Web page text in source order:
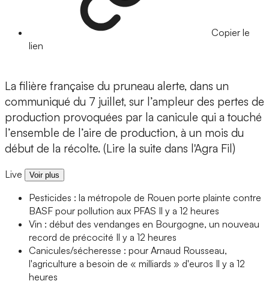
Copier le
lien
La filière française du pruneau alerte, dans un
communiqué du 7 juillet, sur l’ampleur des pertes de
production provoquées par la canicule qui a touché
l’ensemble de l’aire de production, à un mois du
début de la récolte. (Lire la suite dans l'Agra Fil)
Live Voir plus
Pesticides : la métropole de Rouen porte plainte contre
BASF pour pollution aux PFAS Il y a 12 heures
Vin : début des vendanges en Bourgogne, un nouveau
record de précocité Il y a 12 heures
Canicules/sécheresse : pour Arnaud Rousseau,
l'agriculture a besoin de « milliards » d'euros Il y a 12
heures